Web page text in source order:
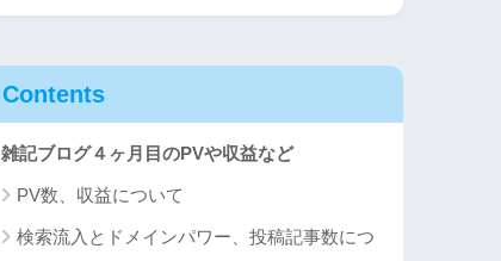
Contents
雑記ブログ４ヶ月目のPVや収益など
PV数、収益について
検索流入とドメインパワー、投稿記事数につ